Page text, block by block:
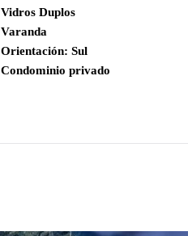
Vidros Duplos
Varanda
Orientación: Sul
Condominio privado